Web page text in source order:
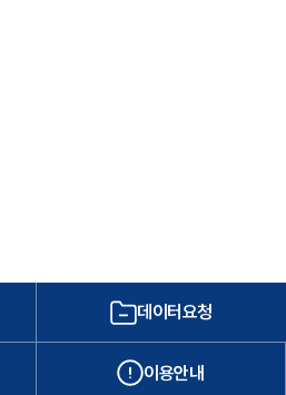
데이터요청
이용안내